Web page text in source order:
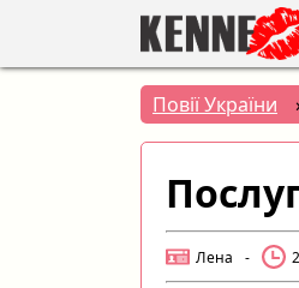
Повії України
Лена -